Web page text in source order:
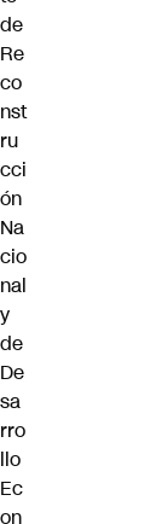
de
Re
co
nst
ru
cci
ón
Na
cio
nal
y
de
De
sa
rro
llo
Ec
on